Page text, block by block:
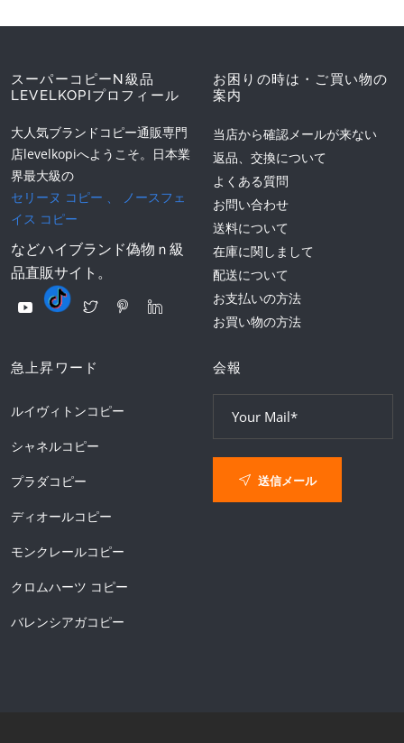
スーパーコピーN級品
LEVELKOPIプロフィール
大人気ブランドコピー通販専門
店levelkopiへようこそ。日本業
界最大級の
セリーヌ コピー 、
ノースフェ
イス コピー
などハイブランド偽物ｎ級
品直販サイト。
お困りの時は・ご買い物の
案内
当店から確認メールが来ない
返品、交換について
よくある質問
お問い合わせ
送料について
在庫に関しまして
配送について
お支払いの方法
お買い物の方法
急上昇ワード
ルイヴィトンコピー
シャネルコピー
プラダコピー
ディオールコピー
モンクレールコピー
クロムハーツ コピー
バレンシアガコピー
会報
送信メール